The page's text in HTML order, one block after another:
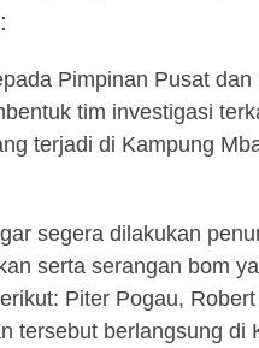
Pimpinan Pusat
tim investigasi
terjadi di Kampung
segera dilakukan
serta serangan bom
Piter Pogau,
tersebut berlangsung di